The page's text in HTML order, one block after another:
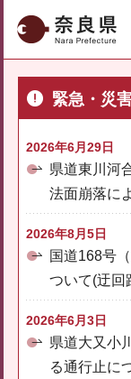
奈良県
緊急・災
2026年6月29日
県道東川河
法面崩落に
2026年8月5日
国道168号
ついて(迂回
2026年6月3日
県道大又小
る通行止に